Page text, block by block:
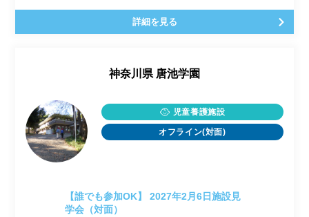
詳細を見る
神奈川県 唐池学園
児童養護施設
オフライン(対面)
【誰でも参加OK】 2027年2月6日施設見
学会（対面）